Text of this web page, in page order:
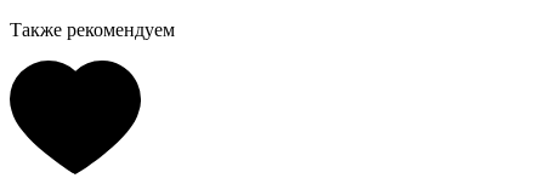
Также рекомендуем